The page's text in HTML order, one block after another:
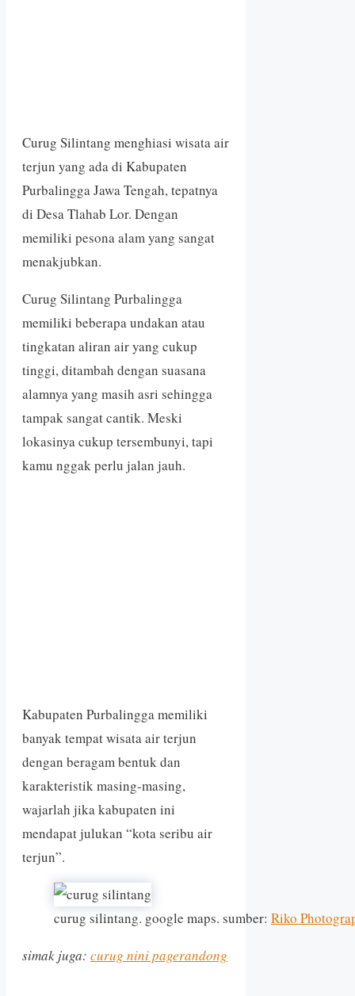
Curug Silintang menghiasi wisata air
terjun yang ada di Kabupaten
Purbalingga Jawa Tengah, tepatnya
di Desa Tlahab Lor. Dengan
memiliki pesona alam yang sangat
menakjubkan.
Curug Silintang Purbalingga
memiliki beberapa undakan atau
tingkatan aliran air yang cukup
tinggi, ditambah dengan suasana
alamnya yang masih asri sehingga
tampak sangat cantik. Meski
lokasinya cukup tersembunyi, tapi
kamu nggak perlu jalan jauh.
Kabupaten Purbalingga memiliki
banyak tempat wisata air terjun
dengan beragam bentuk dan
karakteristik masing-masing,
wajarlah jika kabupaten ini
mendapat julukan “kota seribu air
terjun”.
curug silintang. google maps. sumber: Riko
simak juga: curug nini pagerandong